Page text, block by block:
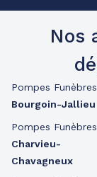
Nos
Pompes Funèbres
Bourgoin-Jallieu
Pompes Funèbres
Charvieu-
Chavagneux